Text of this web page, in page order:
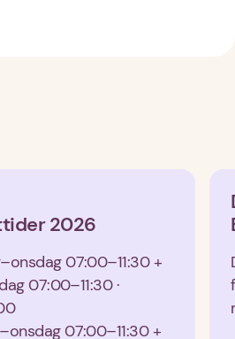
2026
07:00–11:30 +
07:00–11:30 ·
07:00–11:30 +